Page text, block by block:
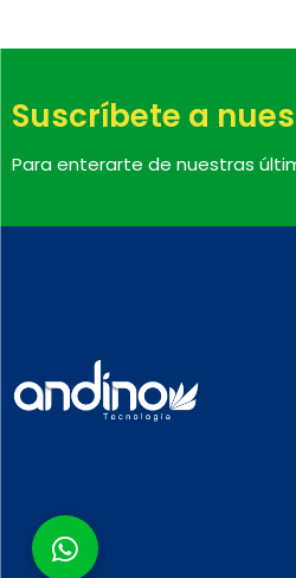
Suscríbete a
Para enterarte de nuestras